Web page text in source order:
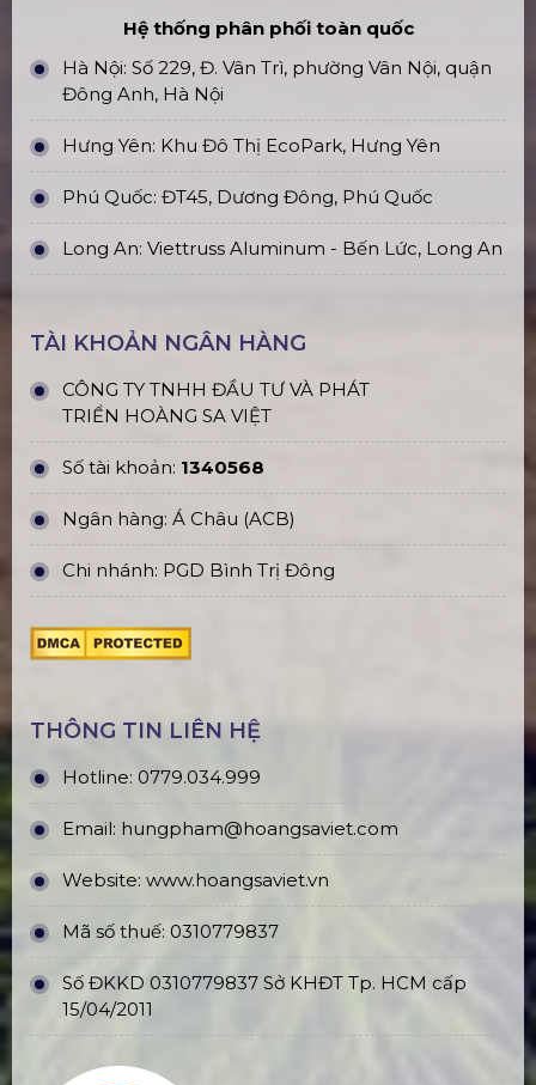
Hệ thống phân phối toàn quốc
Hà Nội: Số 229, Đ. Vân Trì, phường Vân Nội, quận
Đông Anh, Hà Nội
Hưng Yên: Khu Đô Thị EcoPark, Hưng Yên
Phú Quốc: ĐT45, Dương Đông, Phú Quốc
Long An: Viettruss Aluminum - Bến Lức, Long An
TÀI KHOẢN NGÂN HÀNG
CÔNG TY TNHH ĐẦU TƯ VÀ PHÁT
TRIỂN HOÀNG SA VIỆT
Số tài khoản: 1340568
Ngân hàng: Á Châu (ACB)
Chi nhánh: PGD Bình Trị Đông
THÔNG TIN LIÊN HỆ
Hotline: 0779.034.999
Email: hungpham@hoangsaviet.com
Website: www.hoangsaviet.vn
Mã số thuế: 0310779837
Số ĐKKD 0310779837 Sở KHĐT Tp. HCM cấp
15/04/2011